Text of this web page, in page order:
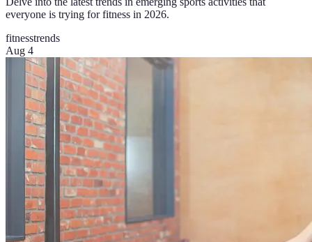
everyone is trying for fitness in 2026.
fitnesstrends
Aug 4